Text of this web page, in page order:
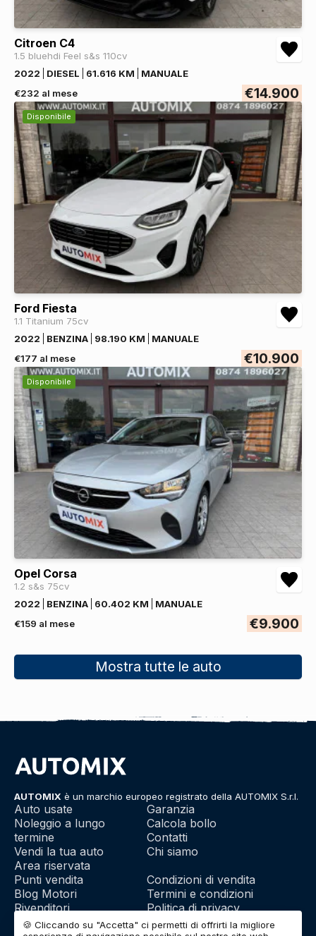
Citroen C4
1.5 bluehdi Feel s&s 110cv
2022
DIESEL 61.616 KM
MANUALE
€232 al mese
€14.900
Disponibile
Ford Fiesta
1.1 Titanium 75cv
2022
BENZINA 98.190 KM
MANUALE
€177 al mese
€10.900
Disponibile
Opel Corsa
1.2 s&s 75cv
2022
BENZINA 60.402 KM
MANUALE
€159 al mese
€9.900
Mostra tutte le auto
AUTOMIX è un marchio europeo registrato della AUTOMIX S.r.l.
Auto usate
Noleggio a lungo
termine
Vendi la tua auto
Area riservata
Garanzia
Calcola bollo
Contatti
Chi siamo
Punti vendita
Blog Motori
Rivenditori
Franchising
Condizioni di vendita
Termini e condizioni
Politica di privacy
Utilizzo dei cookie
🍪 Cliccando su "Accetta" ci permetti di offrirti la migliore